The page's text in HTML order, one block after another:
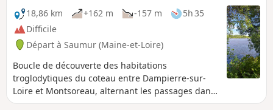
18,86 km
+162 m -157 m
5h 35
Difficile
Départ à Saumur (Maine-et-Loire)
Boucle de découverte des habitations
troglodytiques du coteau entre Dampierre-sur-
Loire et Montsoreau, alternant les passages dans
les vignobles de Souzay - Champigny dont